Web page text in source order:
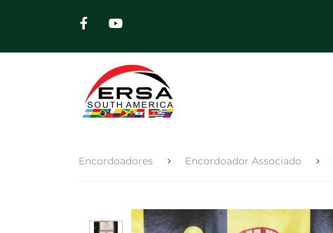
Encordoadores Encordoador Associado